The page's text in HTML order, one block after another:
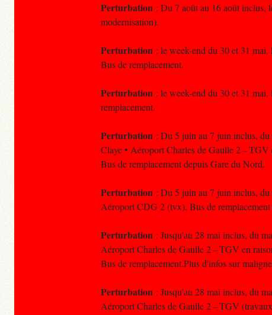
Perturbation : Du 7 août au 16 août inclus,
modernisation).
Perturbation : le week-end du 30 et 31
Bus de remplacement.
Perturbation : le week-end du 30 et 31
remplacement.
Perturbation : Du 5 juin au 7 juin inclus, du
Claye • Aéroport Charles de Gaulle 2 – TGV
Bus de remplacement depuis Gare du Nord.
Perturbation : Du 5 juin au 7 juin inclus, du
Aéroport CDG 2 (tvx). Bus de
Perturbation : Jusqu'au 28 mai inclus, du
Aéroport Charles de Gaulle 2 – TGV en
Bus de remplacement.Plus d'infos sur
Perturbation : Jusqu'au 28 mai inclus, du
Aéroport Charles de Gaulle 2 – TGV